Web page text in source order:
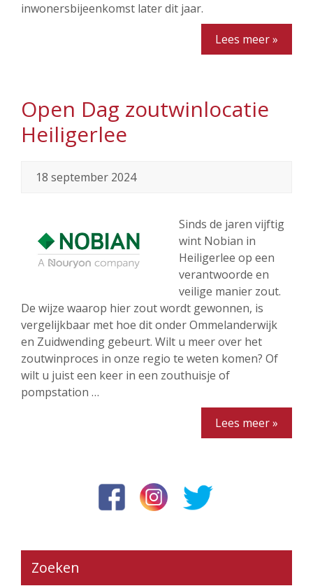
inwonersbijeenkomst later dit jaar.
Lees meer »
Open Dag zoutwinlocatie
Heiligerlee
18 september 2024
Sinds de jaren vijftig
wint Nobian in
Heiligerlee op een
verantwoorde en
veilige manier zout.
De wijze waarop hier zout wordt gewonnen, is
vergelijkbaar met hoe dit onder Ommelanderwijk
en Zuidwending gebeurt. Wilt u meer over het
zoutwinproces in onze regio te weten komen? Of
wilt u juist een keer in een zouthuisje of
pompstation …
Lees meer »
Zoeken